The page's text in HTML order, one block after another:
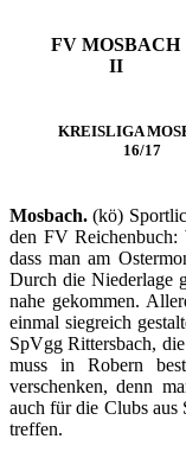
FV MOSBACH
II
KREISLIGA
16/17
Mosbach. (kö)
den FV Reichenbuch:
dass man am
Durch die Niederlage
nahe gekommen.
einmal siegreich
SpVgg Rittersbach,
muss in Robern
verschenken, denn
auch für die Clubs aus
treffen.